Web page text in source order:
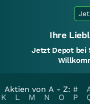
Ihre
Jetzt Depot bei
Aktien von A - Z: #
K
L M N O P